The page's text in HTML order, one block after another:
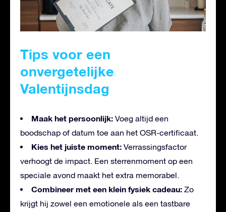
Tips voor een
onvergetelijke
Valentijnsdag
Maak het persoonlijk: Voeg altijd een
boodschap of datum toe aan het OSR-certificaat.
Kies het juiste moment: Verrassingsfactor
verhoogt de impact. Een sterrenmoment op een
speciale avond maakt het extra memorabel.
Combineer met een klein fysiek cadeau: Zo
krijgt hij zowel een emotionele als een tastbare